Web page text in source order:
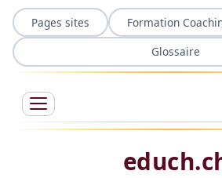
Pages sites Formation
Glossaire